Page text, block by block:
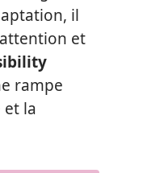
il
et
rampe
et la